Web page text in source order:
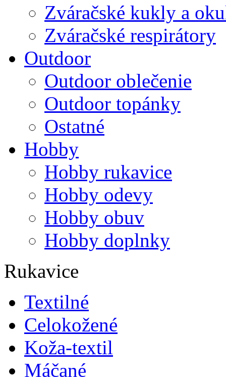
Zváračské kukly a
Zváračské respirátory
Outdoor
Outdoor oblečenie
Outdoor topánky
Ostatné
Hobby
Hobby rukavice
Hobby odevy
Hobby obuv
Hobby doplnky
Rukavice
Textilné
Celokožené
Koža-textil
Máčané